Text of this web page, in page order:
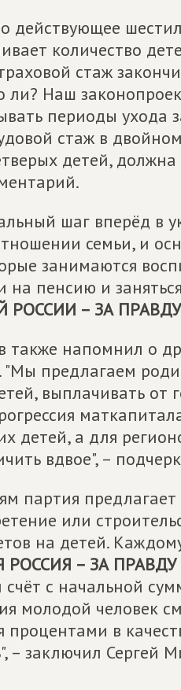
действующее
количество
стаж
ли? Наш
периоды
стаж в
детей, должна
шаг вперёд в
семьи, и
занимаются
на пенсию и
РОССИИ – ЗА ПРАВДУ
также напомнил о
"Мы предлагаем
выплачивать от
детей, а для
вдвое", –
партия
или
на детей.
– ЗА ПРАВДУ
с начальной
молодой человек
в
– заключил Сергей